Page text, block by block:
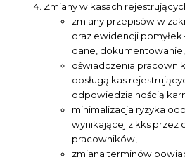
Zmiany w kasach
zmiany przepisów w
oraz ewidencji
dane, dokumentowanie,
oświadczenia
obsługą kas
odpowiedzialnością
minimalizacja ryzyka
wynikającej z kks przez
pracowników,
zmiana terminów